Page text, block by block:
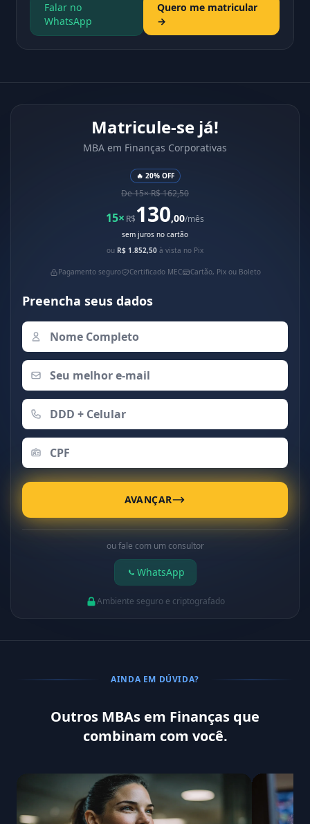
Falar no
WhatsApp
Quero me matricular
→
Matricule-se já!
MBA em Finanças Corporativas
🔥 20% OFF
De 15× R$ 162,50
15× R$130,00/mês
sem juros no cartão
ou R$ 1.852,50 à vista no Pix
Pagamento seguro Certificado MEC Cartão, Pix ou Boleto
Preencha seus dados
AVANÇAR
ou fale com um consultor
WhatsApp
Ambiente seguro e criptografado
AINDA EM DÚVIDA?
Outros MBAs em Finanças que
combinam com você.